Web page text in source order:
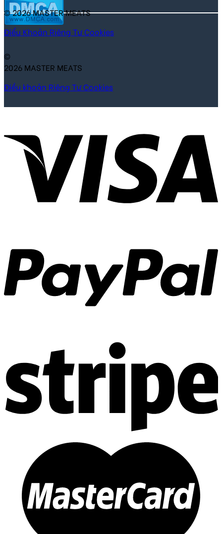
© 2026 MASTER MEATS
Điểu Khoản Riêng Tư Cookies
©
2026 MASTER MEATS
Điều khoản Riêng Tư Cookies